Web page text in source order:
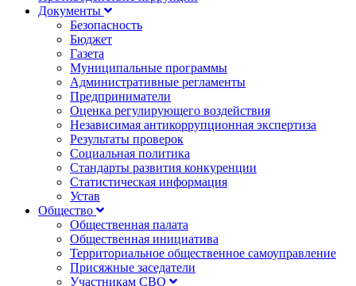
Документы
Безопасность
Бюджет
Газета
Муниципальные программы
Административные регламенты
Предприниматели
Оценка регулирующего воздействия
Независимая антикоррупционная экспертиза
Результаты проверок
Социальная политика
Стандарты развития конкуренции
Статистическая информация
Устав
Общество
Общественная палата
Общественная инициатива
Территориальное общественное самоуправление
Присяжные заседатели
Участникам СВО